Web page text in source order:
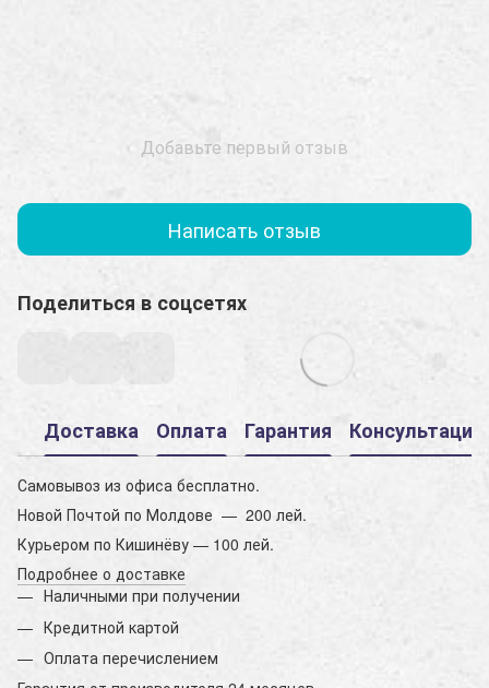
Добавьте первый отзыв
Написать отзыв
Поделиться в соцсетях
Доставка Оплата Гарантия Консультация
Самовывоз из офиса бесплатно.
Новой Почтой по Молдове — 200 лей.
Курьером по Кишинёву — 100 лей.
Подробнее о доставке
Наличными при получении
Кредитной картой
Оплата перечислением